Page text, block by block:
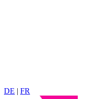
DE | FR